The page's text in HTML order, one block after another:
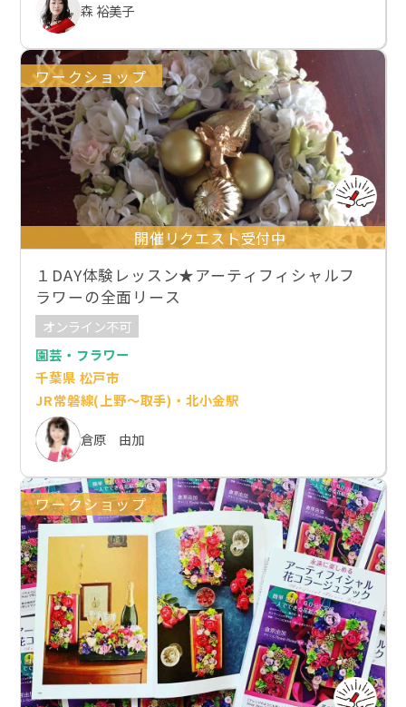
森 裕美子
ワークショップ
開催リクエスト受付中
１DAY体験レッスン★アーティフィシャルフ
ラワーの全面リース
オンライン不可
園芸・フラワー
千葉県 松戸市
JR常磐線(上野～取手)・北小金駅
倉原 由加
ワークショップ